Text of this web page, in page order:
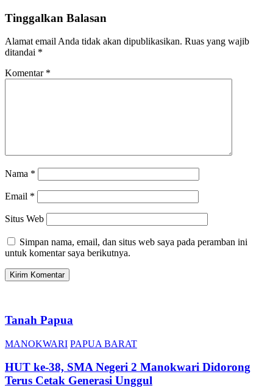
Tinggalkan Balasan
Alamat email Anda tidak akan dipublikasikan. Ruas yang wajib
ditandai *
Komentar *
Nama *
Email *
Situs Web
Simpan nama, email, dan situs web saya pada peramban ini
untuk komentar saya berikutnya.
Tanah Papua
MANOKWARI PAPUA BARAT
HUT ke-38, SMA Negeri 2 Manokwari Didorong
Terus Cetak Generasi Unggul